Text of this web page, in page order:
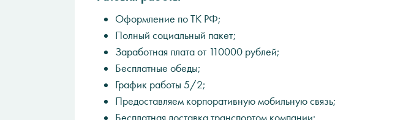
Оформление по ТК РФ;
Полный социальный пакет;
Заработная плата от 110000 рублей;
Бесплатные обеды;
График работы 5/2;
Предоставляем корпоративную мобильную связь;